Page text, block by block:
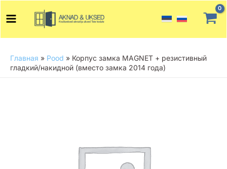
содержимому
Menu
Главная » Pood » Корпус замка MAGNET + резистивный
гладкий/накидной (вместо замка 2014 года)